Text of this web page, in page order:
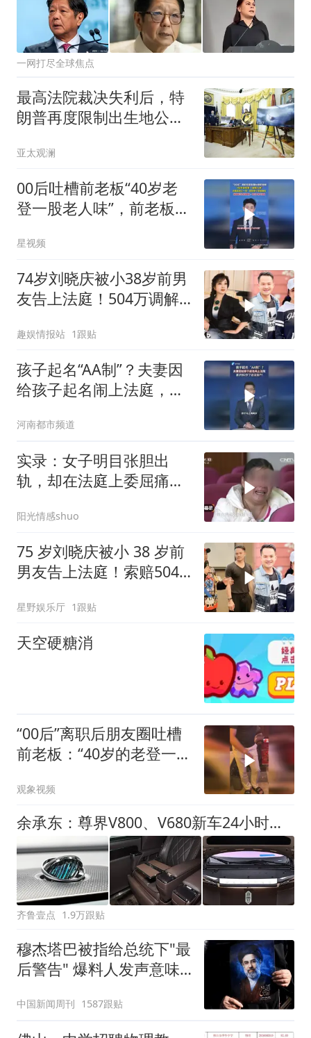
一网打尽全球焦点
最高法院裁决失利后，特
朗普再度限制出生地公民
亚太观澜
00后吐槽前老板“40岁老
登一股老人味”，前老板一
星视频
74岁刘晓庆被小38岁前男
友告上法庭！504万调解
对簿公堂
趣娱情报站 1跟贴
孩子起名“AA制”？夫妻因
给孩子起名闹上法庭，孩
河南都市频道
实录：女子明目张胆出
轨，却在法庭上委屈痛
阳光情感shuo
75 岁刘晓庆被小 38 岁前
男友告上法庭！索赔504
话：骨头硬，一分不给
星野娱乐厅 1跟贴
天空硬糖消
“00后”离职后朋友圈吐槽
前老板：“40岁的老登一股
你有个安享晚年，前老板
认为名誉受损，怒将其告
上法庭
观象视频
余承东：尊界V800、V680新车24小时大定突破3500台
齐鲁壹点 1.9万跟贴
穆杰塔巴被指给总统下"最
后警告" 爆料人发声意味
中国新闻周刊 1587跟贴